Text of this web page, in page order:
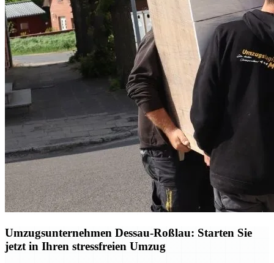
Umzugsunternehmen Dessau-Roßlau: Starten Sie
jetzt in Ihren stressfreien Umzug